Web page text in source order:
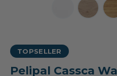
TOPSELLER
Pelipal Cassca